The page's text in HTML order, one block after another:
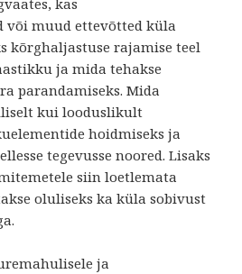
kas
muud ettevõtted küla
kõrghaljastuse rajamise teel
ja mida tehakse
parandamiseks. Mida
kui looduslikult
hoidmiseks ja
tegevusse noored. Lisaks
siin loetlemata
oluliseks ka küla sobivust
ja